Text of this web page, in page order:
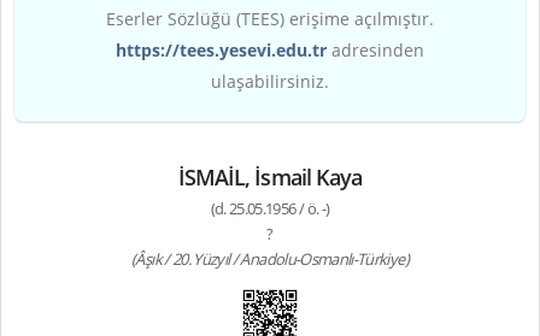
Eserler Sözlüğü (TEES) erişime açılmıştır.
https://tees.yesevi.edu.tr adresinden
ulaşabilirsiniz.
İSMAİL, İsmail Kaya
(d. 25.05.1956 / ö. -)
?
(Âşık / 20. Yüzyıl / Anadolu-Osmanlı-Türkiye)